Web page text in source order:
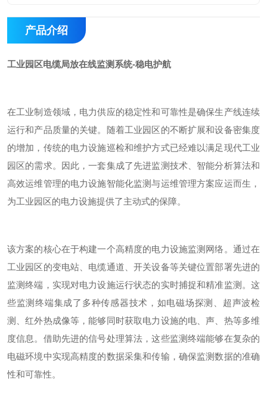
产品介绍
工业园区电缆局放在线监测系统-稳电护航
在工业制造领域，电力供应的稳定性和可靠性是确保生产线连续
运行和产品质量的关键。随着工业园区的不断扩展和设备密集度
的增加，传统的电力设施巡检和维护方式已经难以满足现代工业
园区的需求。因此，一套集成了先进监测技术、智能分析算法和
高效运维管理的电力设施智能化监测与运维管理方案应运而生，
为工业园区的电力设施提供了主动式的保障。
该方案的核心在于构建一个高精度的电力设施监测网络。通过在
工业园区的变电站、电缆通道、开关设备等关键位置部署先进的
监测终端，实现对电力设施运行状态的实时捕捉和精准监测。这
些监测终端集成了多种传感器技术，如电磁场探测、超声波检
测、红外热成像等，能够同时获取电力设施的电、声、热等多维
度信息。借助先进的信号处理算法，这些监测终端能够在复杂的
电磁环境中实现高精度的数据采集和传输，确保监测数据的准确
性和可靠性。